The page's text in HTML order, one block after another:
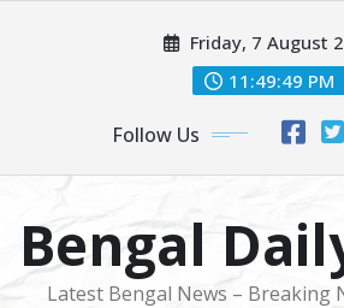
Friday, 7 August
11:49:51 PM
Follow Us
Bengal
Latest Bengal News – Breaking